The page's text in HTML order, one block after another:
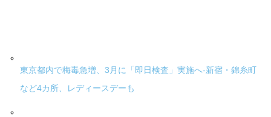
東京都内で梅毒急増、3月に「即日検査」実施へ-新宿・錦糸町
など4カ所、レディースデーも